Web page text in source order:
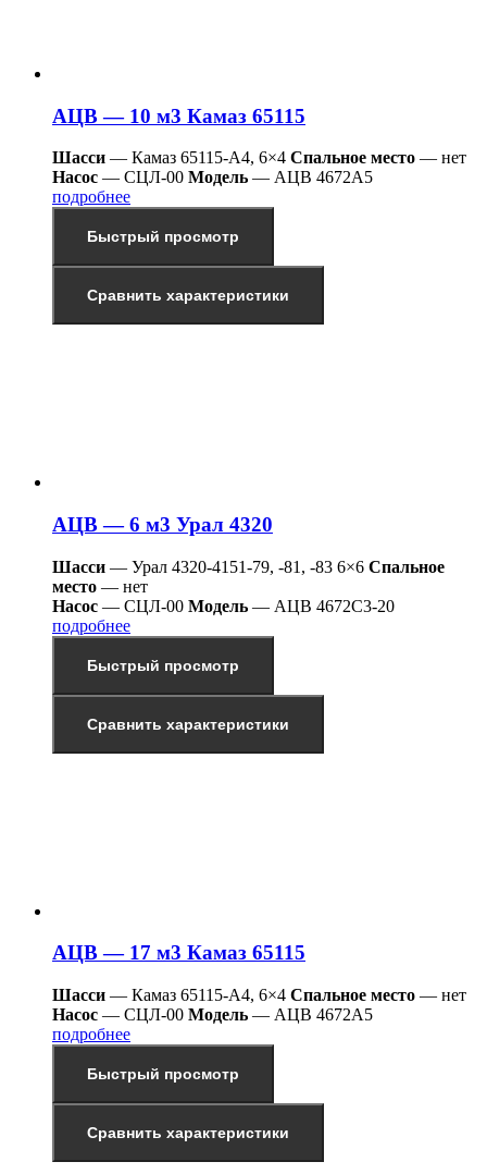
АЦВ — 10 м3 Камаз 65115
Шасси — Камаз 65115-А4, 6×4 Спальное место — нет
Насос — СЦЛ-00 Модель — АЦВ 4672А5
подробнее
Быстрый просмотр
Сравнить характеристики
АЦВ — 6 м3 Урал 4320
Шасси — Урал 4320-4151-79, -81, -83 6×6 Спальное
место — нет
Насос — СЦЛ-00 Модель — АЦВ 4672С3-20
подробнее
Быстрый просмотр
Сравнить характеристики
АЦВ — 17 м3 Камаз 65115
Шасси — Камаз 65115-А4, 6×4 Спальное место — нет
Насос — СЦЛ-00 Модель — АЦВ 4672А5
подробнее
Быстрый просмотр
Сравнить характеристики